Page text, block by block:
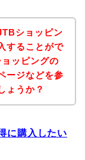
ショッピン
することがで
ッピングの
ージなどを参
ょうか？
に購入したい